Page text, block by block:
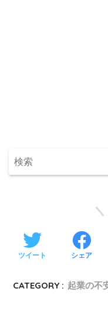
ツイート シェア
CATEGORY : 起業の不